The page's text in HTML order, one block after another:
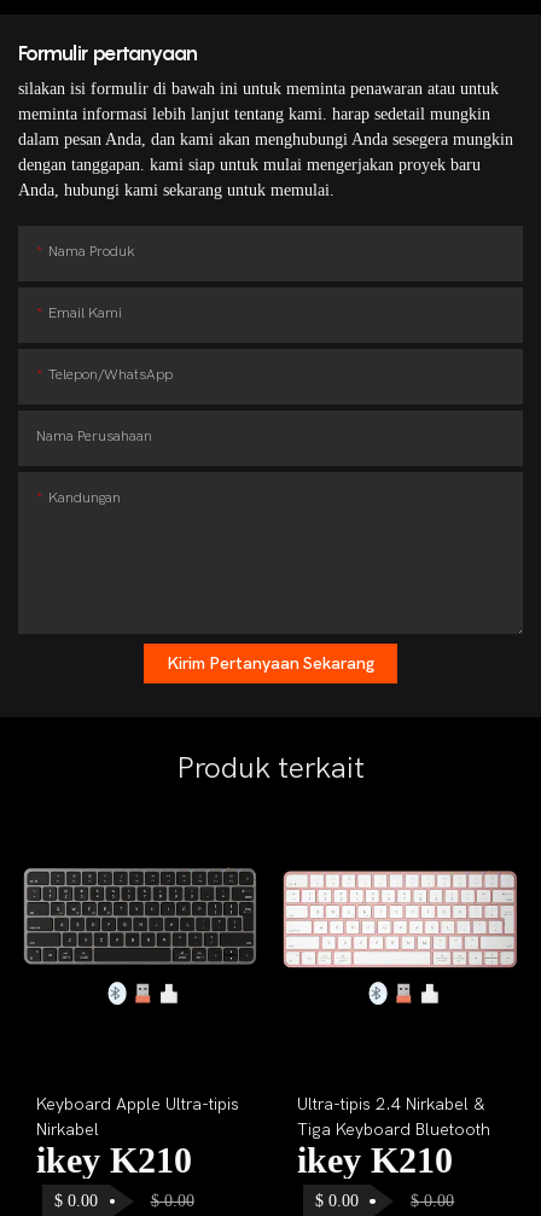
Formulir pertanyaan
silakan isi formulir di bawah ini untuk meminta penawaran atau untuk
meminta informasi lebih lanjut tentang kami. harap sedetail mungkin
dalam pesan Anda, dan kami akan menghubungi Anda sesegera mungkin
dengan tanggapan. kami siap untuk mulai mengerjakan proyek baru
Anda, hubungi kami sekarang untuk memulai.
Nama Produk
Email Kami
Telepon/WhatsApp
Nama Perusahaan
Kandungan
Kirim Pertanyaan Sekarang
Produk terkait
Keyboard Apple Ultra-tipis
Nirkabel
ikey K210
$ 0.00 $0.00
Ultra-tipis 2.4 Nirkabel &
Tiga Keyboard Bluetooth
ikey K210
$0.00 $0.00